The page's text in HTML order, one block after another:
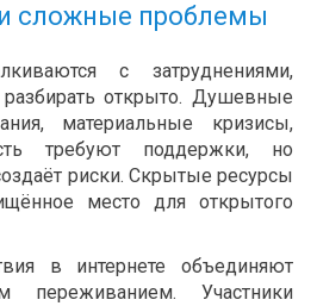
сложные проблемы
с затруднениями,
открыто. Душевные
материальные кризисы,
требуют поддержки, но
риски. Скрытые ресурсы
место для открытого
в интернете объединяют
Участники